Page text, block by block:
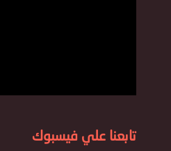
تابعنا علي فيسبوك